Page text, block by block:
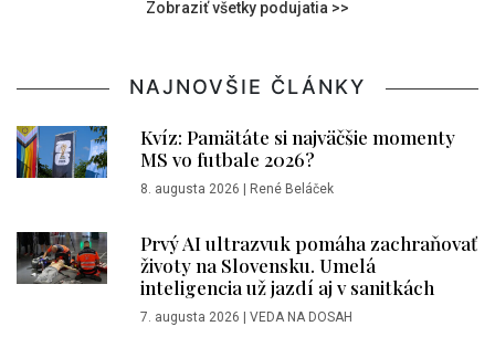
Zobraziť všetky podujatia >>
NAJNOVŠIE ČLÁNKY
Kvíz: Pamätáte si najväčšie momenty
MS vo futbale 2026?
8. augusta 2026 René Beláček
Prvý AI ultrazvuk pomáha zachraňovať
životy na Slovensku. Umelá
inteligencia už jazdí aj v sanitkách
7. augusta 2026 VEDA NA DOSAH